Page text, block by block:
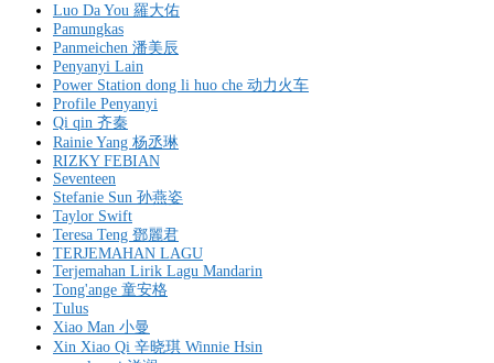
Luo Da You 羅大佑
Pamungkas
Panmeichen 潘美辰
Penyanyi Lain
Power Station dong li huo che 动力火车
Profile Penyanyi
Qi qin 齐秦
Rainie Yang 杨丞琳
RIZKY FEBIAN
Seventeen
Stefanie Sun 孙燕姿
Taylor Swift
Teresa Teng 鄧麗君
TERJEMAHAN LAGU
Terjemahan Lirik Lagu Mandarin
Tong'ange 童安格
Tulus
Xiao Man 小曼
Xin Xiao Qi 辛晓琪 Winnie Hsin